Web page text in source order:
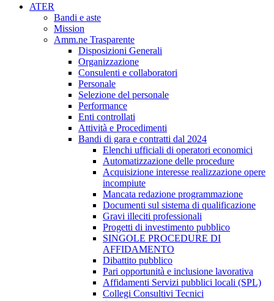
ATER
Bandi e aste
Mission
Amm.ne Trasparente
Disposizioni Generali
Organizzazione
Consulenti e collaboratori
Personale
Selezione del personale
Performance
Enti controllati
Attività e Procedimenti
Bandi di gara e contratti dal 2024
Elenchi ufficiali di operatori economici
Automatizzazione delle procedure
Acquisizione interesse realizzazione opere
incompiute
Mancata redazione programmazione
Documenti sul sistema di qualificazione
Gravi illeciti professionali
Progetti di investimento pubblico
SINGOLE PROCEDURE DI
AFFIDAMENTO
Dibattito pubblico
Pari opportunità e inclusione lavorativa
Affidamenti Servizi pubblici locali (SPL)
Collegi Consultivi Tecnici